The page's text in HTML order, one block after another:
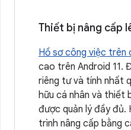
Thiết bị nâng cấp
Hồ sơ công việc
cao trên Android 11.
riêng tư và tính nhất
hữu cá nhân và thiết
được quản lý đầy đủ.
trình nâng cấp bằng